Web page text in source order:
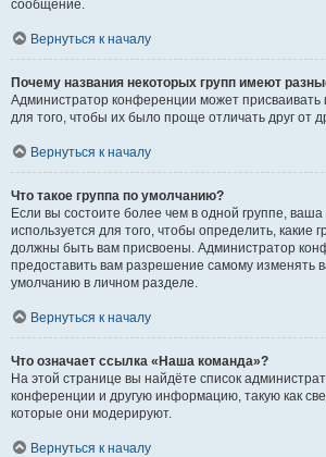
сообщение.
Вернуться к началу
Почему названия некоторых групп имеют
Администратор конференции может присваивать
для того, чтобы их было проще отличать друг от
Вернуться к началу
Что такое группа по умолчанию?
Если вы состоите более чем в одной группе,
используется для того, чтобы определить, какие
должны быть вам присвоены. Администратор
предоставить вам разрешение самому изменять
умолчанию в личном разделе.
Вернуться к началу
Что означает ссылка «Наша команда»?
На этой странице вы найдёте список
конференции и другую информацию, такую как
которые они модерируют.
Вернуться к началу